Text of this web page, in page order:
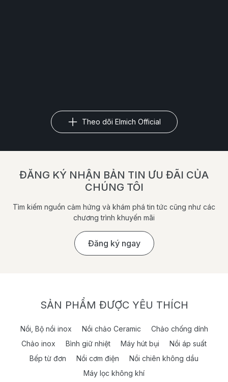
Theo dõi Elmich Official
ĐĂNG KÝ NHẬN BẢN TIN ƯU ĐÃI CỦA
CHÚNG TÔI
Tìm kiếm nguồn cảm hứng và khám phá tin tức cũng như các
chương trình khuyến mãi
Đăng ký ngay
SẢN PHẨM ĐƯỢC YÊU THÍCH
Nồi, Bộ nồi inox Nồi chảo Ceramic
Chảo chống dính
Chảo inox
Bình giữ nhiệt Máy hút bụi
Nồi áp suất
Bếp từ đơn
Nồi cơm điện
Nồi chiên không dầu
Máy lọc không khí